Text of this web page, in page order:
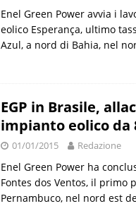
Enel Green Power avvia i
eolico Esperança, ultimo
Azul, a nord di Bahia, nel
EGP in Brasile,
impianto eolico da
01/01/2015 Redazione
Enel Green Power ha
Fontes dos Ventos, il primo
Pernambuco, nel nord est